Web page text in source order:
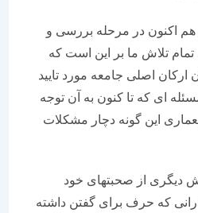
در مرحله بررسی و
ما بر این است که
اصلی جامعه مورد تایید
که تا کنون به آن توجه
این گونه دچار مشکلات
از صحبتهای خود
حرف برای گفتن داشته